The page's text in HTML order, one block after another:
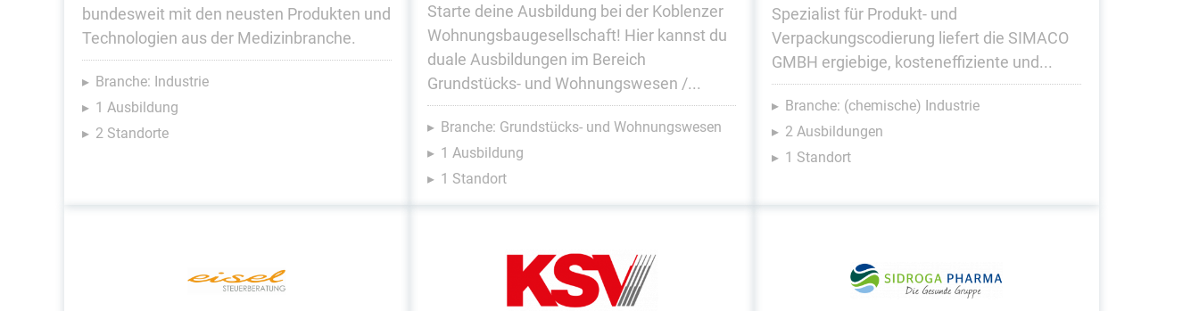
bundesweit mit den neusten Produkten und
Technologien aus der Medizinbranche.
Branche: Industrie
1 Ausbildung
2 Standorte
Starte deine Ausbildung bei der Koblenzer
Wohnungsbaugesellschaft! Hier kannst du
duale Ausbildungen im Bereich
Grundstücks- und Wohnungswesen /...
Branche: Grundstücks- und Wohnungswesen
1 Ausbildung
1 Standort
Spezialist für Produkt- und
Verpackungscodierung liefert die SIMACO
GMBH ergiebige, kosteneffiziente und...
Branche: (chemische) Industrie
2 Ausbildungen
1 Standort